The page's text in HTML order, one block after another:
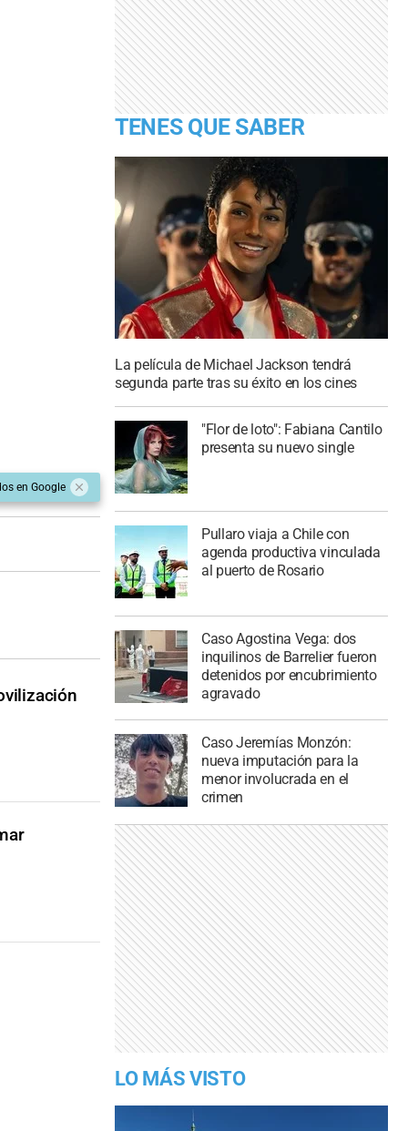
en Google
TENES QUE SABER
La película de Michael Jackson tendrá
segunda parte tras su éxito en los cines
"Flor de loto": Fabiana Cantilo
presenta su nuevo single
Pullaro viaja a Chile con
agenda productiva vinculada
al puerto de Rosario
Caso Agostina Vega: dos
inquilinos de Barrelier fueron
detenidos por encubrimiento
agravado
Caso Jeremías Monzón:
nueva imputación para la
menor involucrada en el
crimen
LO MÁS VISTO